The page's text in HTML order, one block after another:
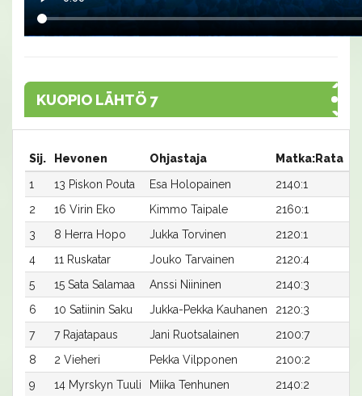
KUOPIO LÄHTÖ 7
Sij. Hevonen Ohjastaja Matka:Rata
1
13 Piskon Pouta Esa Holopainen 2140:1
2
16 Virin Eko Kimmo Taipale 2160:1
3
8 Herra Hopo Jukka Torvinen 2120:1
4
11 Ruskatar Jouko Tarvainen 2120:4
5
15 Sata Salamaa Anssi Niininen 2140:3
6
10 Satiinin Saku Jukka-Pekka Kauhanen 2120:3
7
7 Rajatapaus Jani Ruotsalainen 2100:7
8
2 Vieheri Pekka Vilpponen 2100:2
9
14 Myrskyn Tuuli Miika Tenhunen 2140:2